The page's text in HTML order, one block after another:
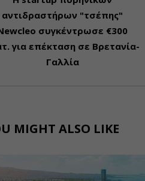
αντιδραστήρων "τσέπης"
συγκέντρωσε €300
για επέκταση σε Βρετανία-
Γαλλία
MIGHT ALSO LIKE